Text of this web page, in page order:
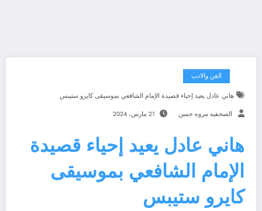
الفن والادب
هاني عادل يعيد إحياء قصيدة الإمام الشافعي بموسيقى كايرو ستيبس
الصحفيه مروه حسن 21 مارس، 2024
هاني عادل يعيد إحياء قصيدة
الإمام الشافعي بموسيقى
كايرو ستيبس